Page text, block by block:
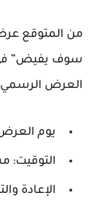
من المتوقع عرض
سوف يفيض”
العرض
يوم
التوقيت:
الإعادة والترجمة: